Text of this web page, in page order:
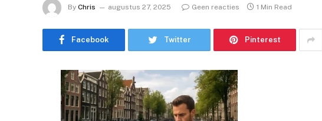
By Chris augustus 27, 2025 Geen reacties 1 Min Read
Facebook Twitter Pinterest